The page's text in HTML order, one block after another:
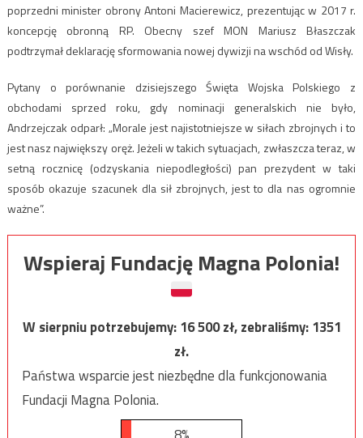
poprzedni minister obrony Antoni Macierewicz, prezentując w 2017 r.
koncepcję obronną RP. Obecny szef MON Mariusz Błaszczak
podtrzymał deklarację sformowania nowej dywizji na wschód od Wisły.
Pytany o porównanie dzisiejszego Święta Wojska Polskiego z
obchodami sprzed roku, gdy nominacji generalskich nie było,
Andrzejczak odparł: „Morale jest najistotniejsze w siłach zbrojnych i to
jest nasz największy oręż. Jeżeli w takich sytuacjach, zwłaszcza teraz, w
setną rocznicę (odzyskania niepodległości) pan prezydent w taki
sposób okazuje szacunek dla sił zbrojnych, jest to dla nas ogromnie
ważne”.
Wspieraj Fundację Magna Polonia!
W sierpniu potrzebujemy:16 500zł, zebraliśmy:1351
zł.
Państwa wsparcie jest niezbędne dla funkcjonowania
Fundacji Magna Polonia.